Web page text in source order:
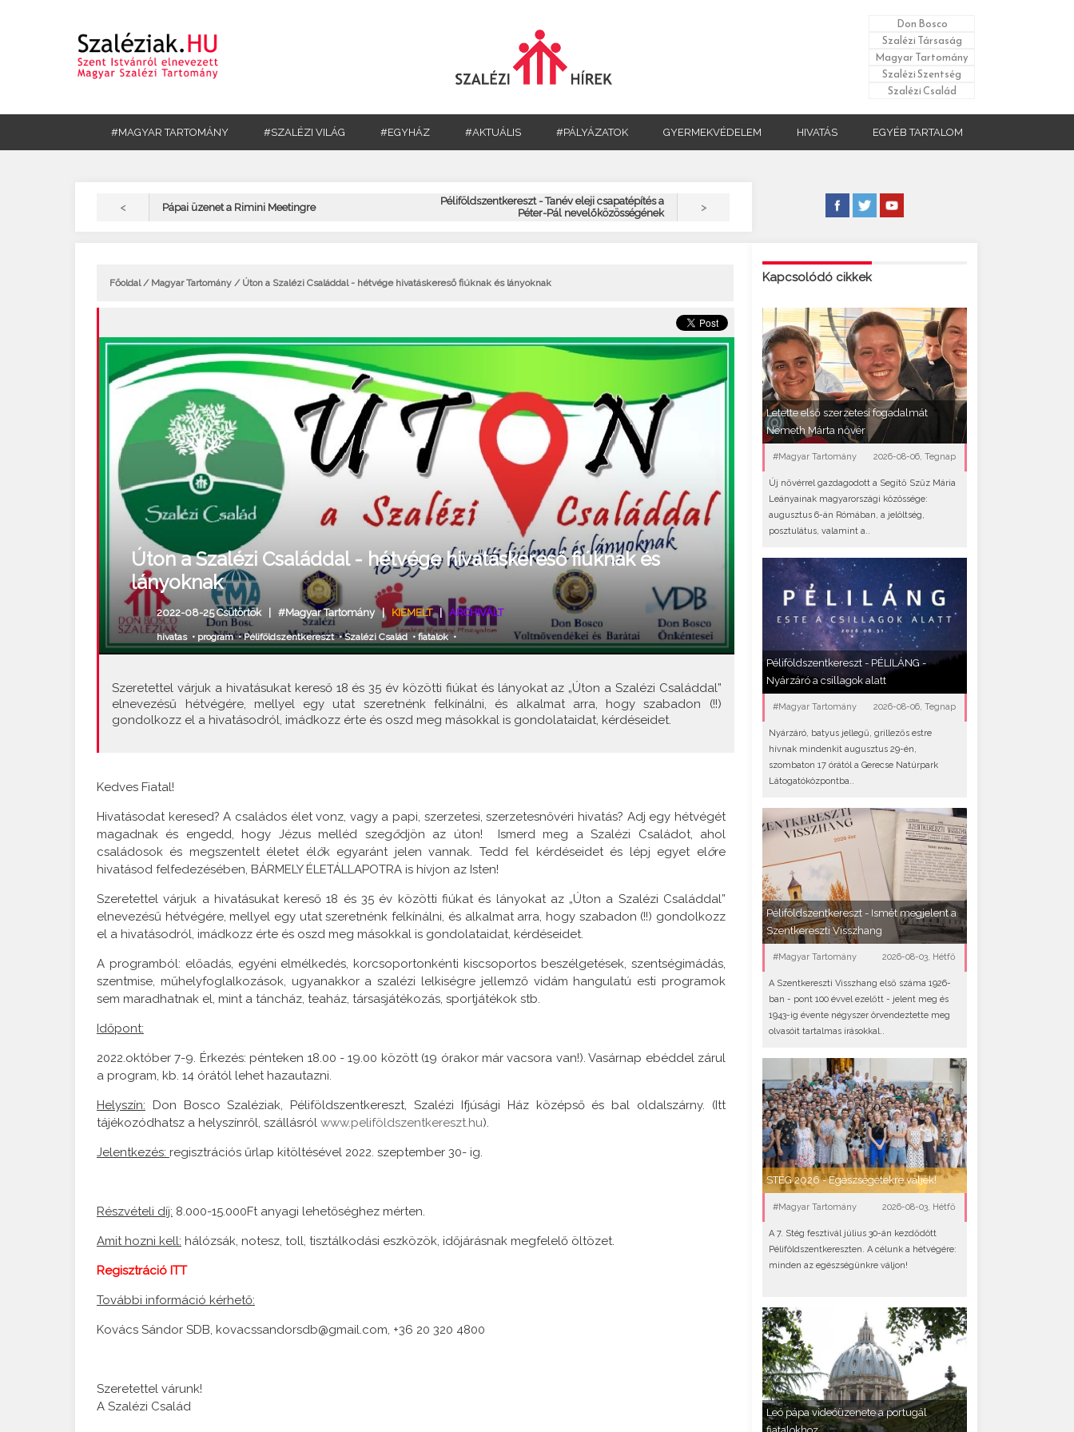
Don Bosco
Szalézi Társaság
Magyar Tartomány
Szalézi Szentség
Szalézi Család
#MAGYAR TARTOMÁNY #SZALÉZI VILÁG #EGYHÁZ #AKTUÁLIS #PÁLYÁZATOK GYERMEKVÉDELEM HIVATÁS EGYÉB TARTALOM
< Pápai üzenet a Rimini Meetingre
Péliföldszentkereszt - Tanév eleji csapatépítés a
Péter-Pál nevelőközösségének
>
Főoldal/ Magyar Tartomány / Úton a Szalézi Családdal - hétvége hivatáskereső fiúknak és lányoknak
Úton a Szalézi Családdal - hétvége hivatáskereső fiúknak és
lányoknak
2022-08-25 Csütörtök | #Magyar Tartomány| KIEMELT| ARCHIVÁLT
hivatas• program•Péliföldszentkereszt•Szalézi Család• fiatalok•
Szeretettel várjuk a hivatásukat kereső 18 és 35 év közötti fiúkat és lányokat az „Úton a Szalézi Családdal”
elnevezésű hétvégére, mellyel egy utat szeretnénk felkínálni, és alkalmat arra, hogy szabadon (!!)
gondolkozz el a hivatásodról, imádkozz érte és oszd meg másokkal is gondolataidat, kérdéseidet.
Kedves Fiatal!
Hivatásodat keresed? A családos élet vonz, vagy a papi, szerzetesi, szerzetesnővéri hivatás? Adj egy hétvégét
magadnak és engedd, hogy Jézus melléd szegődjön az úton! Ismerd meg a Szalézi Családot, ahol
családosok és megszentelt életet élők egyaránt jelen vannak. Tedd fel kérdéseidet és lépj egyet előre
hivatásod felfedezésében, BÁRMELY ÉLETÁLLAPOTRA is hívjon az Isten!
Szeretettel várjuk a hivatásukat kereső 18 és 35 év közötti fiúkat és lányokat az „Úton a Szalézi Családdal”
elnevezésű hétvégére, mellyel egy utat szeretnénk felkínálni, és alkalmat arra, hogy szabadon (!!) gondolkozz
el a hivatásodról, imádkozz érte és oszd meg másokkal is gondolataidat, kérdéseidet.
A programból: előadás, egyéni elmélkedés, korcsoportonkénti kiscsoportos beszélgetések, szentségimádás,
szentmise, műhelyfoglalkozások, ugyanakkor a szalézi lelkiségre jellemző vidám hangulatú esti programok
sem maradhatnak el, mint a táncház, teaház, társasjátékozás, sportjátékok stb.
Időpont:
2022.október 7-9. Érkezés: pénteken 18.00 - 19.00 között (19 órakor már vacsora van!). Vasárnap ebéddel zárul
a program, kb. 14 órától lehet hazautazni.
Helyszín: Don Bosco Szaléziak, Péliföldszentkereszt, Szalézi Ifjúsági Ház középső és bal oldalszárny. (Itt
tájékozódhatsz a helyszínről, szállásról www.peliföldszentkereszt.hu).
Jelentkezés: regisztrációs űrlap kitöltésével 2022. szeptember 30- ig.
Részvételi díj: 8.000-15.000Ft anyagi lehetőséghez mérten.
Amit hozni kell: hálózsák, notesz, toll, tisztálkodási eszközök, időjárásnak megfelelő öltözet.
Regisztráció ITT
További információ kérhető:
Kovács Sándor SDB, kovacssandorsdb@gmail.com, +36 20 320 4800
Szeretettel várunk!
A Szalézi Család
Kapcsolódó cikkek
Letette első szerzetesi fogadalmát
Németh Márta nővér
#Magyar Tartomány 2026-08-06, Tegnap
Új nővérrel gazdagodott a Segítő Szűz Mária
Leányainak magyarországi közössége:
augusztus 6-án Rómában, a jelöltség,
posztulátus, valamint a..
Péliföldszentkereszt - PÉLILÁNG -
Nyárzáró a csillagok alatt
#Magyar Tartomány 2026-08-06, Tegnap
Nyárzáró, batyus jellegű, grillezős estre
hívnak mindenkit augusztus 29-én,
szombaton 17 órától a Gerecse Natúrpark
Látogatóközpontba..
Péliföldszentkereszt - Ismét megjelent a
Szentkereszti Visszhang
#Magyar Tartomány 2026-08-03, Hétfő
A Szentkereszti Visszhang első száma 1926-
ban - pont 100 évvel ezelőtt - jelent meg és
1943-ig évente négyszer örvendeztette meg
olvasóit tartalmas írásokkal..
STÉG 2026 - Egészségetekre váljék!
#Magyar Tartomány 2026-08-03, Hétfő
A 7. Stég fesztivál július 30-án kezdődött
Péliföldszentkereszten. A célunk a hétvégére:
minden az egészségünkre váljon!
Leó pápa videóüzenete a portugál